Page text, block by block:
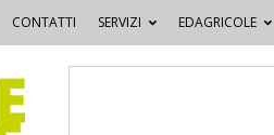
CONTATTI SERVIZI EDAGRICOLE